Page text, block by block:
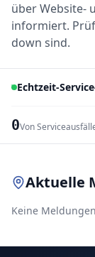
über Website-
informiert.
down sind.
Echtzeit-
0Von
Aktuelle
Keine